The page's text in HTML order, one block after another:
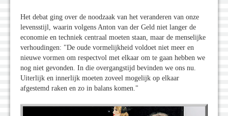
Het debat ging over de noodzaak van het veranderen van onze
levensstijl, waarin volgens Anton van der Geld niet langer de
economie en techniek centraal moeten staan, maar de menselijke
verhoudingen: "De oude vormelijkheid voldoet niet meer en
nieuwe vormen om respectvol met elkaar om te gaan hebben we
nog niet gevonden. In die overgangstijd bevinden we ons nu.
Uiterlijk en innerlijk moeten zoveel mogelijk op elkaar
afgestemd raken en zo in balans komen."